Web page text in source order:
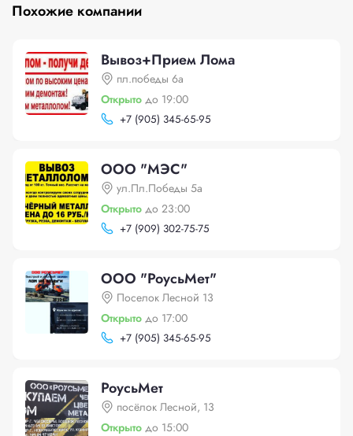
Похожие компании
Вывоз+Прием Лома
пл.победы 6а
Открыто до 19:00
+7 (905) 345-65-95
ООО "МЭС"
ул.Пл.Победы 5а
Открыто до 23:00
+7 (909) 302-75-75
ООО "РоусьМет"
Поселок Лесной 13
Открыто до 17:00
+7 (905) 345-65-95
РоусьМет
посёлок Лесной, 13
Открыто до 15:00